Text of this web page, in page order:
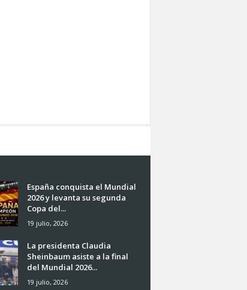
España conquista el Mundial
2026 y levanta su segunda
Copa del...
19 julio, 2026
La presidenta Claudia
Sheinbaum asiste a la final
del Mundial 2026...
19 julio, 2026